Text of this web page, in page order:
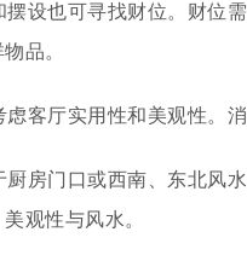
摆设也可寻找财位。财位
品。
客厅实用性和美观性。
房门口或西南、东北风
观性与风水。